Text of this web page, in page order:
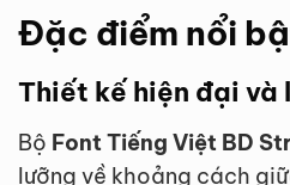
Đặc điểm nổi
Thiết kế hiện đại và
Bộ Font Tiếng Việt BD
lưỡng về khoảng cách